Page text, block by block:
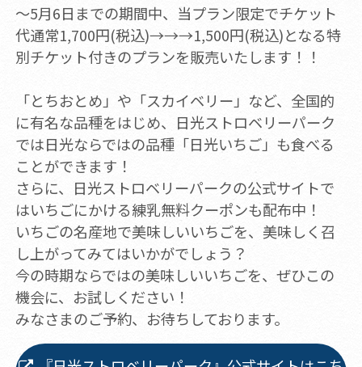
～5月6日までの期間中、当プラン限定でチケット
代通常1,700円(税込)→→→1,500円(税込)となる特
別チケット付きのプランを販売いたします！！
「とちおとめ」や「スカイベリー」など、全国的
に有名な品種をはじめ、日光ストロベリーパーク
では日光ならではの品種「日光いちご」も食べる
ことができます！
さらに、日光ストロベリーパークの公式サイトで
はいちごにかける練乳無料クーポンも配布中！
いちごの名産地で美味しいいちごを、美味しく召
し上がってみてはいかがでしょう？
今の時期ならではの美味しいいちごを、ぜひこの
機会に、お試しください！
みなさまのご予約、お待ちしております。